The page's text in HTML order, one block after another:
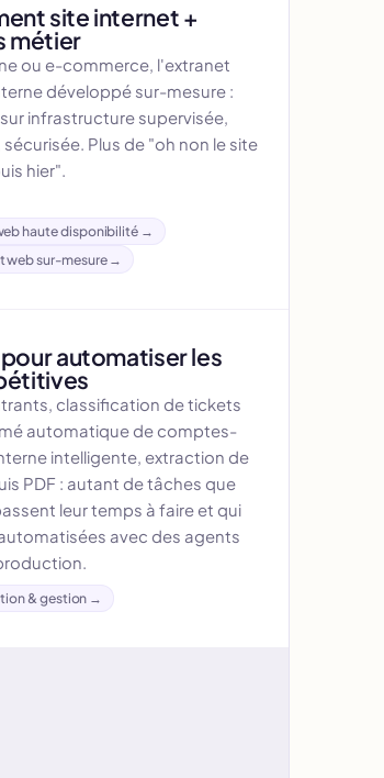
site internet +
métier
ou e-commerce, l'extranet
développé sur-mesure :
infrastructure supervisée,
Plus de "oh non le site
hier".
haute disponibilité →
web sur-mesure →
automatiser les
classification de tickets
automatique de comptes-
intelligente, extraction de
PDF : autant de tâches que
leur temps à faire et qui
avec des agents
& gestion →